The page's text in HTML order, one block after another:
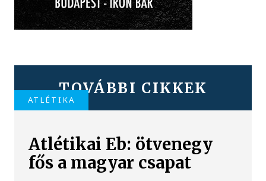
TOVÁBBI CIKKEK
ATLÉTIKA
Atlétikai Eb: ötvenegy
fős a magyar csapat